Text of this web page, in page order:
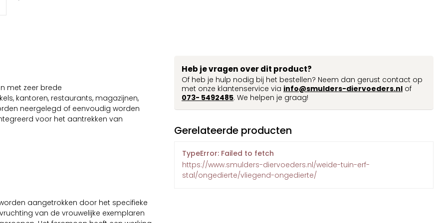
met zeer brede
kantoren, restaurants, magazijnen,
neergelegd of eenvoudig worden
voor het aantrekken van
aangetrokken door het specifieke
van de vrouwelijke exemplaren
Heb je vragen over dit product?
Of heb je hulp nodig bij het bestellen? Neem dan gerust contact op
met onze klantenservice via info@smulders-diervoeders.nl of
073- 5492485. We helpen je graag!
Gerelateerde producten
TypeError: Failed to fetch
https://www.smulders-diervoeders.nl/weide-tuin-erf-
stal/ongedierte/vliegend-ongedierte/